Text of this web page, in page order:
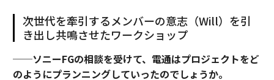
次世代を牽引するメンバーの意志（Will）を引
き出し共鳴させたワークショップ
──ソニーFGの相談を受けて、電通はプロジェクトをど
のようにプランニングしていったのでしょうか。